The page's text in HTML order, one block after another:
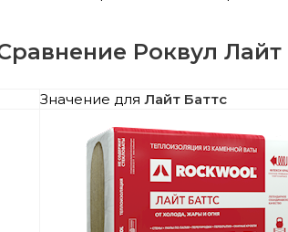
Роквул
Значение для Лайт Баттс